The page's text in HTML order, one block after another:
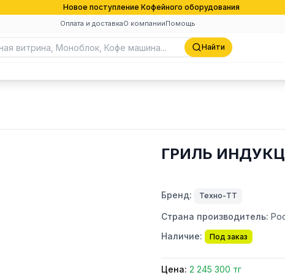
Новое поступление Кофейного оборудования
Оплата и доставкаО компанииПомощь
Найти
ГРИЛЬ
Бренд: Техно-ТТ
Страна производитель:
Наличие:
Под заказ
Цена: 2 245 300 тг